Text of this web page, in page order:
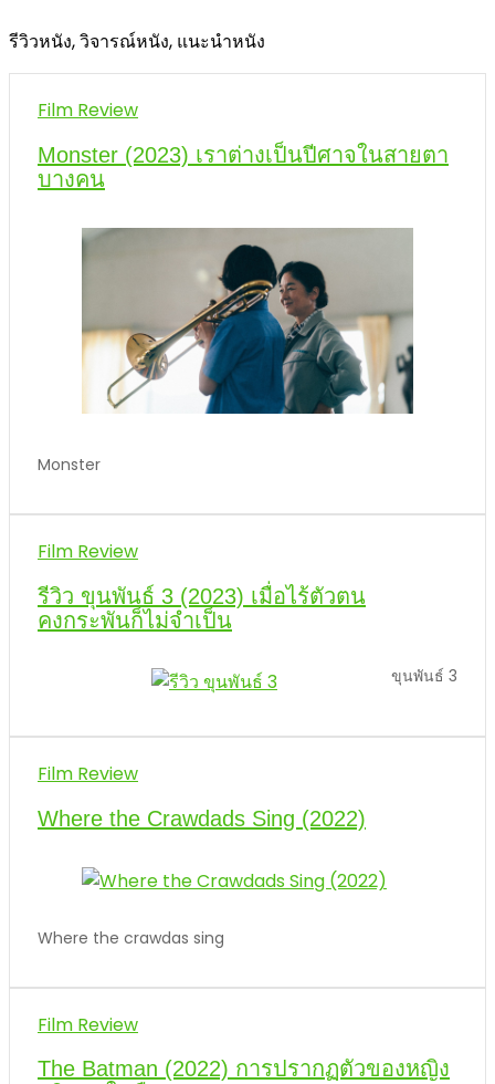
รีวิวหนัง, วิจารณ์หนัง, แนะนำหนัง
Film Review
Monster (2023) เราต่างเป็นปีศาจในสายตา
บางคน
Monster
Film Review
รีวิว ขุนพันธ์ 3 (2023) เมื่อไร้ตัวตน
คงกระพันก็ไม่จำเป็น
ขุนพันธ์ 3
Film Review
Where the Crawdads Sing (2022)
Where the crawdas sing
Film Review
The Batman (2022) การปรากฏตัวของหญิง